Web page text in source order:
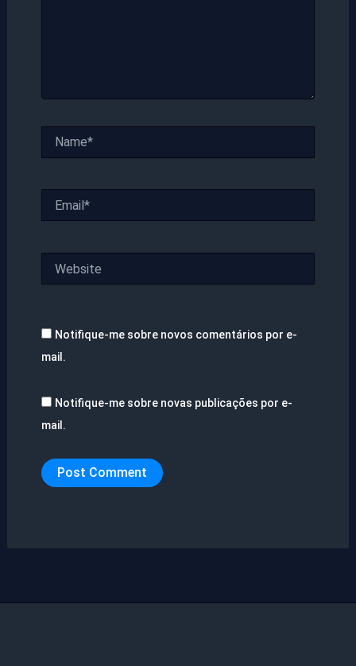
Notifique-me sobre novos comentários por e-
mail.
Notifique-me sobre novas publicações por e-
mail.